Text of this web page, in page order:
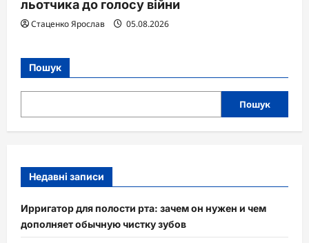
льотчика до голосу війни
Стаценко Ярослав 05.08.2026
Пошук
Пошук
Недавні записи
Ирригатор для полости рта: зачем он нужен и чем
дополняет обычную чистку зубов